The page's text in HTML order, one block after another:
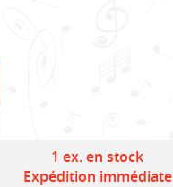
1 ex. en stock
Expédition immédiate